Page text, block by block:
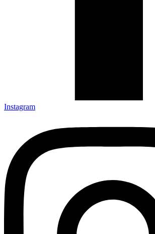
Instagram